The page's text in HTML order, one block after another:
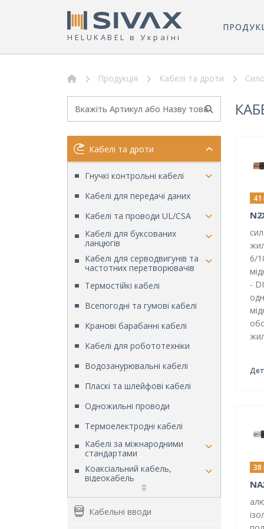
HELUKABEL в Україні
Продукція Кабелі та дроти
Кабелі та дроти
Гнучкі контрольні кабелі
Кабелі для передачі даних
Кабелі та проводи UL/CSA
Кабелі для буксованих
ланцюгів
Кабелі для серводвигунів та
частотних перетворювачів
Термостійкі кабелі
Всепогодні та гумові кабелі
Кранові барабанні кабелі
Кабелі для робототехніки
Водозанурювальні кабелі
Пласкі та шлейфові кабелі
Одножильні проводи
Термоелектродні кабелі
Кабелі за міжнародними
стандартами
Коаксіальний кабель,
відеокабель
Інсталяційні кабелі
Кабелі пожежної сигналізації та
Кабельні вводи
41
6/
-
38